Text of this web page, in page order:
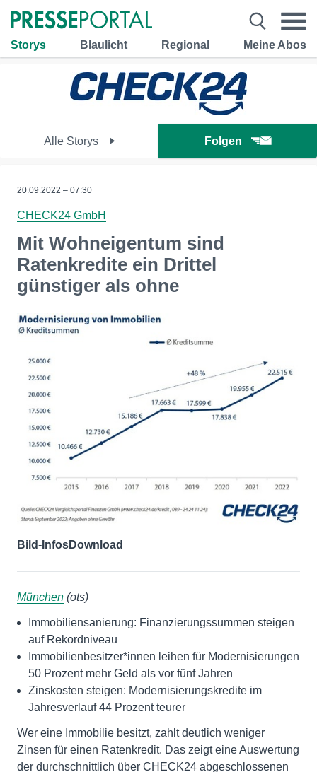
Storys Blaulicht Regional Meine Abos
Alle Storys Folgen
20.09.2022 – 07:30
CHECK24 GmbH
Mit Wohneigentum sind
Ratenkredite ein Drittel
günstiger als ohne
Bild-InfosDownload
München (ots)
Immobiliensanierung: Finanzierungssummen steigen
auf Rekordniveau
Immobilienbesitzer*innen leihen für Modernisierungen
50 Prozent mehr Geld als vor fünf Jahren
Zinskosten steigen: Modernisierungskredite im
Jahresverlauf 44 Prozent teurer
Wer eine Immobilie besitzt, zahlt deutlich weniger
Zinsen für einen Ratenkredit. Das zeigt eine Auswertung
der durchschnittlich über CHECK24 abgeschlossenen